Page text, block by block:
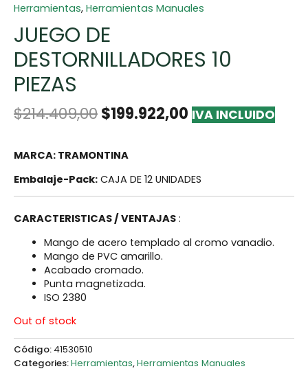
Herramientas, Herramientas Manuales
JUEGO DE
DESTORNILLADORES 10
PIEZAS
$214.409,00$199.922,00 IVA INCLUIDO
MARCA: TRAMONTINA
Embalaje-Pack: CAJA DE 12 UNIDADES
CARACTERISTICAS / VENTAJAS :
Mango de acero templado al cromo vanadio.
Mango de PVC amarillo.
Acabado cromado.
Punta magnetizada.
ISO 2380
Out of stock
Código:41530510
Categories:Herramientas,Herramientas Manuales